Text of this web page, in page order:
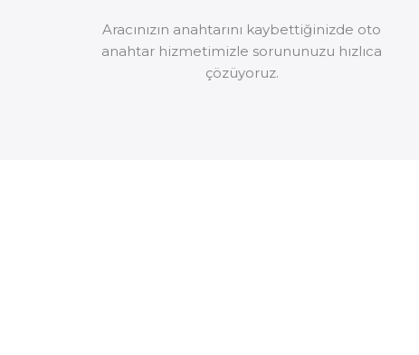
Aracınızın anahtarını kaybettiğinizde oto
anahtar hizmetimizle sorununuzu hızlıca
çözüyoruz.